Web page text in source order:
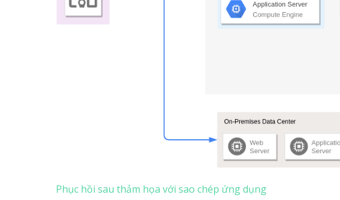
Phục hồi sau thảm họa với sao chép ứng dụng